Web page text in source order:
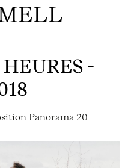
-
Panorama 20